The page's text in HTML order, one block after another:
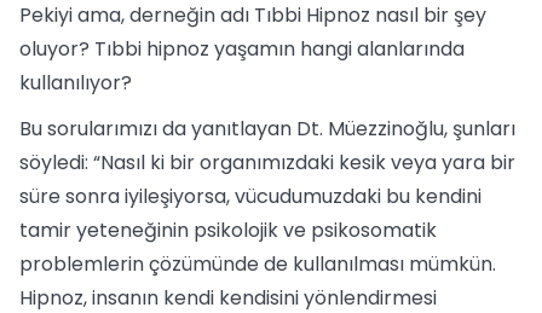
Pekiyi ama, derneğin adı Tıbbi Hipnoz nasıl bir şey
oluyor? Tıbbi hipnoz yaşamın hangi alanlarında
kullanılıyor?
Bu sorularımızı da yanıtlayan Dt. Müezzinoğlu, şunları
söyledi: “Nasıl ki bir organımızdaki kesik veya yara bir
süre sonra iyileşiyorsa, vücudumuzdaki bu kendini
tamir yeteneğinin psikolojik ve psikosomatik
problemlerin çözümünde de kullanılması mümkün.
Hipnoz, insanın kendi kendisini yönlendirmesi